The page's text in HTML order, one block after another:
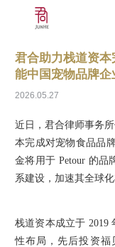
君合助力栈道资
能中国宠物品牌
2026.05.27
近日，君合律师事务
本完成对宠物食品品
金将用于 Petour 的品
系建设，加速其全球化
栈道资本成立于 2019
性布局，先后投资福